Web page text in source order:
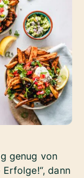
genug von
Erfolge!“, dann